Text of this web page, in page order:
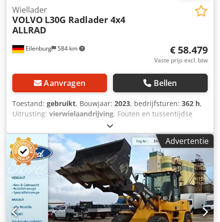
Eilenburg 584 km
Wiellader
VOLVO L30G Radlader 4x4
ALLRAD
€ 58.479
Vaste prijs excl. btw
Aanvragen Bellen
Toestand: gebruikt, Bouwjaar: 2023, bedrijfsturen: 362 h,
Uitrusting: vierwielaandrijving, Fouten en tussentijdse
verkoop voorbehouden! Intern nummer: 1441. 3127866 ----
UITRUSTING Vierwielaandrijving Kleur: Geel Aandrijfmotor
KUBOTA met 3331ccm en 75kW Toegestane
maximummassa 6650kg Leeggewicht 5200kg ... en nog veel
meer. Codpfx Ajvranmecmerf ----Het voertuig is onverzorgd
/ niet gereinigd! Landelijke levering mogelijk tegen
meerprijs. Fouten en tussentijdse verkoop voorbehouden.
Wij nemen uw voertuig graag in ruil. Financiering / leasing
ook mogelijk zonder aanbetaling! Heeft u nog vragen? Wij
adviseren u graag!
Advertentie